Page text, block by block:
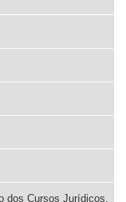
dos Cursos Jurídicos,